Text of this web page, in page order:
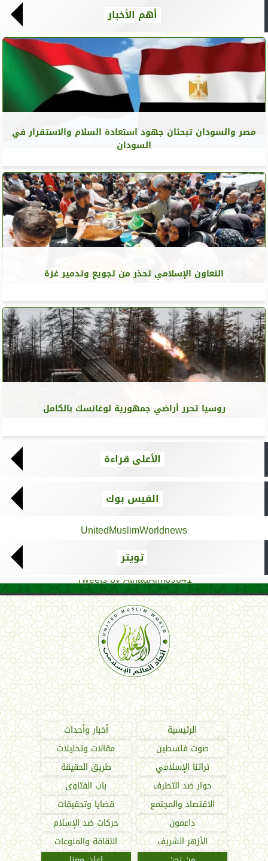
أهم الأخبار
مصر والسودان تبحثان جهود استعادة السلام والاستقرار في
السودان
التعاون الإسلامي تحذر من تجويع وتدمير غزة
روسيا تحرر أراضي جمهورية لوغانسك بالكامل
الأعلى قراءة
الفيس بوك
UnitedMuslimWorldnews
تويتر
Tweets by AthadAlm69641
اتحاد العالم الإسلامي
الرئيسية
أخبار وأحداث
صوت فلسطين
مقالات وتحليلات
تراثنا الإسلامي
طريق الحقيقة
حوار ضد التطرف
باب الفتاوى
الاقتصاد والمجتمع
قضايا وتحقيقات
داعمون
حركات ضد الإسلام
الأزهر الشريف
الثقافة والمنوعات